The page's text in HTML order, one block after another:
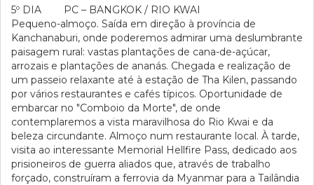
5º DIA PC – BANGKOK / RIO KWAI
Pequeno-almoço. Saída em direção à província de
Kanchanaburi, onde poderemos admirar uma deslumbrante
paisagem rural: vastas plantações de cana-de-açúcar,
arrozais e plantações de ananás. Chegada e realização de
um passeio relaxante até à estação de Tha Kilen, passando
por vários restaurantes e cafés típicos. Oportunidade de
embarcar no "Comboio da Morte", de onde
contemplaremos a vista maravilhosa do Rio Kwai e da
beleza circundante. Almoço num restaurante local. À tarde,
visita ao interessante Memorial Hellfire Pass, dedicado aos
prisioneiros de guerra aliados que, através de trabalho
forçado, construíram a ferrovia da Myanmar para a Tailândia